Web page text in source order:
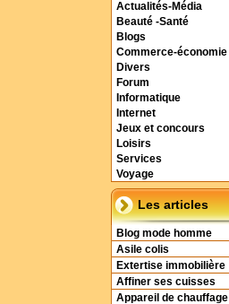
Actualités-Média
Beauté -Santé
Blogs
Commerce-économie
Divers
Forum
Informatique
Internet
Jeux et concours
Loisirs
Services
Voyage
Les articles
Blog mode homme
Asile colis
Extertise immobilière
Affiner ses cuisses
Appareil de chauffage